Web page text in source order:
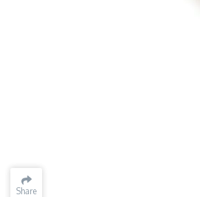
Share
Share